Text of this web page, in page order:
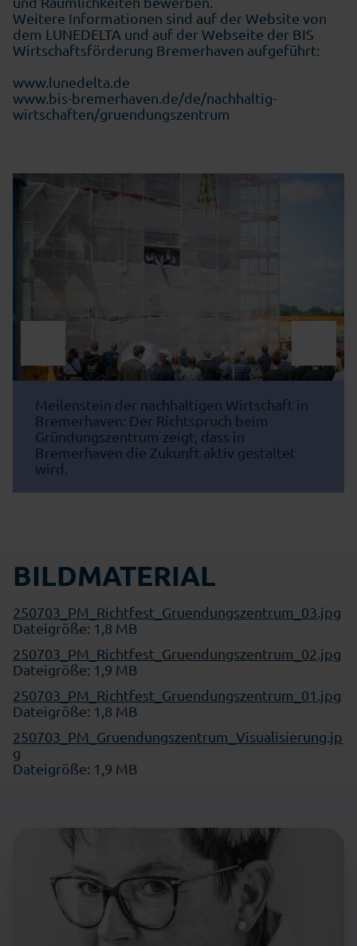
Weitere Informationen sind auf der Website von
dem LUNEDELTA und auf der Webseite der BIS
Wirtschaftsförderung Bremerhaven aufgeführt:
www.lunedelta.de
www.bis-bremerhaven.de/de/nachhaltig-
wirtschaften/gruendungszentrum
Meilenstein der nachhaltigen Wirtschaft in
Bremerhaven: Der Richtspruch beim
Gründungszentrum zeigt, dass in
Bremerhaven die Zukunft aktiv gestaltet
wird.
BILDMATERIAL
250703_PM_Richtfest_Gruendungszentrum_03.jpg
Dateigröße: 1,8 MB
250703_PM_Richtfest_Gruendungszentrum_02.jpg
Dateigröße: 1,9 MB
250703_PM_Richtfest_Gruendungszentrum_01.jpg
Dateigröße: 1,8 MB
250703_PM_Gruendungszentrum_Visualisierung.jp
g
Dateigröße: 1,9 MB